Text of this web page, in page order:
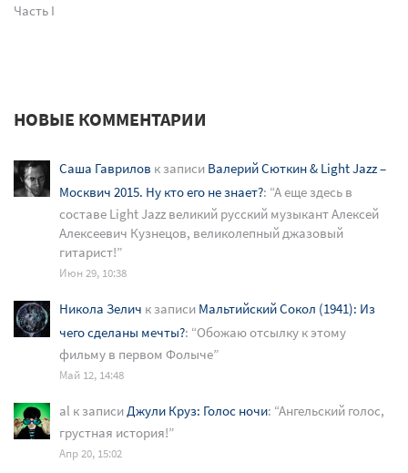
Часть I
НОВЫЕ КОММЕНТАРИИ
Саша Гаврилов к записи Валерий Сюткин & Light Jazz –
Москвич 2015. Ну кто его не знает?: “А еще здесь в
составе Light Jazz великий русский музыкант Алексей
Алексеевич Кузнецов, великолепный джазовый
гитарист!”
Июн 29, 10:38
Никола Зелич к записи Мальтийский Сокол (1941): Из
чего сделаны мечты?: “Обожаю отсылку к этому
фильму в первом Фолыче”
Май 12, 14:48
al к записи Джули Круз: Голос ночи: “Ангельский голос,
грустная история!”
Апр 20, 15:02